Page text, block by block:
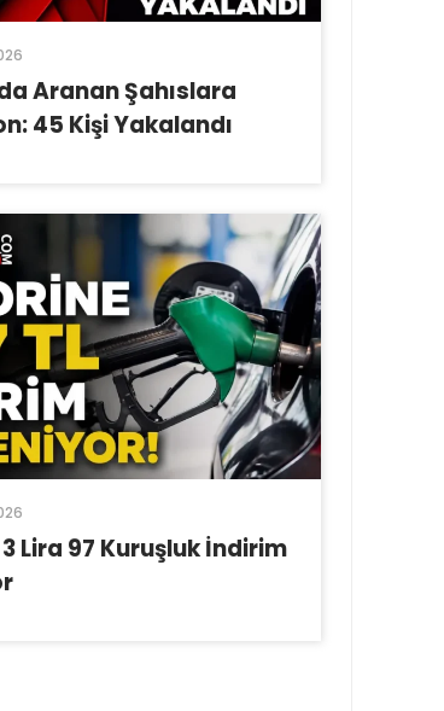
Aranan Şahıslara
45 Kişi Yakalandı
Lira 97 Kuruşluk İndirim